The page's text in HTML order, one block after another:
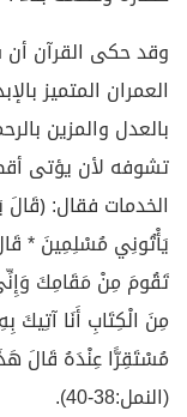
وقد حكى القرآن أن
العمران المتميز
بالعدل والمزين
تشوفه لأن يؤتى
الخدمات فقال: ﴿قَالَ
يَأْتُونِي مُسْلِمِينَ *
تَقُومَ مِنْ مَقَامِكَ
مِنَ الْكِتَابِ أَنَا آتِيكَ
مُسْتَقِرًّا عِنْدَهُ قَالَ
(النمل:38-40).